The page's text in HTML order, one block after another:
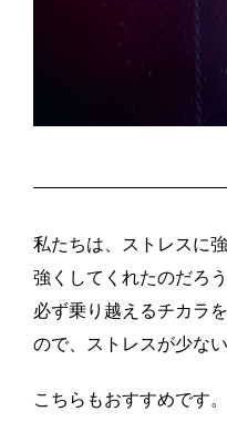
私たちは、ストレスに
強くしてくれたのだろ
必ず乗り越えるチカラ
ので、ストレスが少な
こちらもおすすめです。